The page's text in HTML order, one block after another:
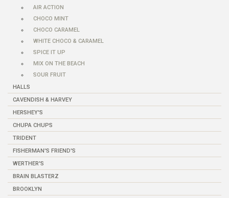
AIR ACTION
CHOCO MINT
CHOCO CARAMEL
WHITE CHOCO & CARAMEL
SPICE IT UP
MIX ON THE BEACH
SOUR FRUIT
HALLS
CAVENDISH & HARVEY
HERSHEY'S
CHUPA CHUPS
TRIDENT
FISHERMAN'S FRIEND'S
WERTHER'S
BRAIN BLASTERZ
BROOKLYN